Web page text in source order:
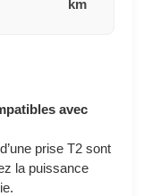
km
avec
prise T2 sont
la puissance